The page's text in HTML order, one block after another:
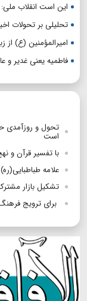
این است انقلاب
تحلیلی بر تحولات
امیرالمؤمنین (ع) از
فاطمیه یعنی غدیر و
تحول و روزآمدی
است
با تفسیر قرآن و
علامه
تشکیل بازار
برای ترویج